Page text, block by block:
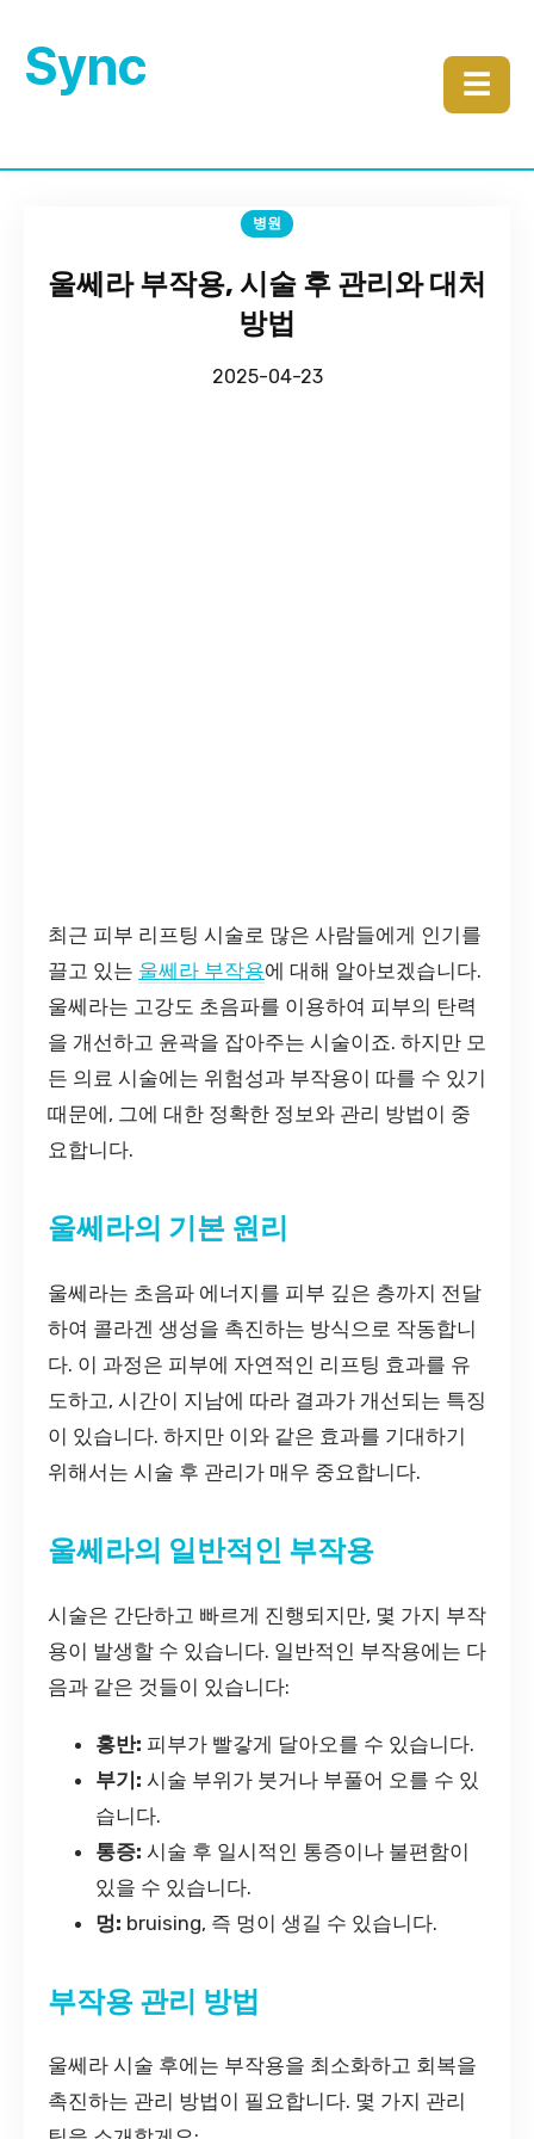
Sync ☰
병원
울쎄라 부작용, 시술 후 관리와 대처
방법
2025-04-23
최근 피부 리프팅 시술로 많은 사람들에게 인기를
끌고 있는 울쎄라 부작용에 대해 알아보겠습니다.
울쎄라는 고강도 초음파를 이용하여 피부의 탄력
을 개선하고 윤곽을 잡아주는 시술이죠. 하지만 모
든 의료 시술에는 위험성과 부작용이 따를 수 있기
때문에, 그에 대한 정확한 정보와 관리 방법이 중
요합니다.
울쎄라의 기본 원리
울쎄라는 초음파 에너지를 피부 깊은 층까지 전달
하여 콜라겐 생성을 촉진하는 방식으로 작동합니
다. 이 과정은 피부에 자연적인 리프팅 효과를 유
도하고, 시간이 지남에 따라 결과가 개선되는 특징
이 있습니다. 하지만 이와 같은 효과를 기대하기
위해서는 시술 후 관리가 매우 중요합니다.
울쎄라의 일반적인 부작용
시술은 간단하고 빠르게 진행되지만, 몇 가지 부작
용이 발생할 수 있습니다. 일반적인 부작용에는 다
음과 같은 것들이 있습니다:
홍반: 피부가 빨갛게 달아오를 수 있습니다.
부기: 시술 부위가 붓거나 부풀어 오를 수 있
습니다.
통증: 시술 후 일시적인 통증이나 불편함이
있을 수 있습니다.
멍: bruising, 즉 멍이 생길 수 있습니다.
부작용 관리 방법
울쎄라 시술 후에는 부작용을 최소화하고 회복을
촉진하는 관리 방법이 필요합니다. 몇 가지 관리